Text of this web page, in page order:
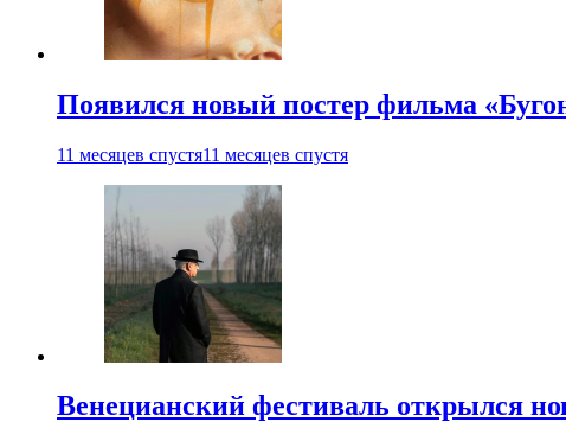
Появился новый постер фильма
11 месяцев спустя11 месяцев спустя
Венецианский фестиваль открылся